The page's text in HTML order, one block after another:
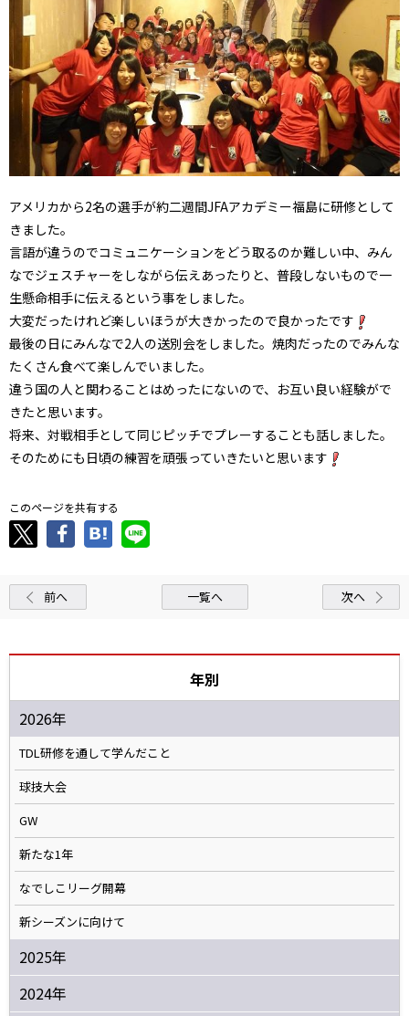
アメリカから2名の選手が約二週間JFAアカデミー福島に研修として
きました。
言語が違うのでコミュニケーションをどう取るのか難しい中、みん
なでジェスチャーをしながら伝えあったりと、普段しないもので一
生懸命相手に伝えるという事をしました。
大変だったけれど楽しいほうが大きかったので良かったです
最後の日にみんなで2人の送別会をしました。焼肉だったのでみんな
たくさん食べて楽しんでいました。
違う国の人と関わることはめったにないので、お互い良い経験がで
きたと思います。
将来、対戦相手として同じピッチでプレーすることも話しました。
そのためにも日頃の練習を頑張っていきたいと思います
このページを共有する
前へ 一覧へ 次へ
年別
2026年
TDL研修を通して学んだこと
球技大会
GW
新たな1年
なでしこリーグ開幕
新シーズンに向けて
2025年
2024年